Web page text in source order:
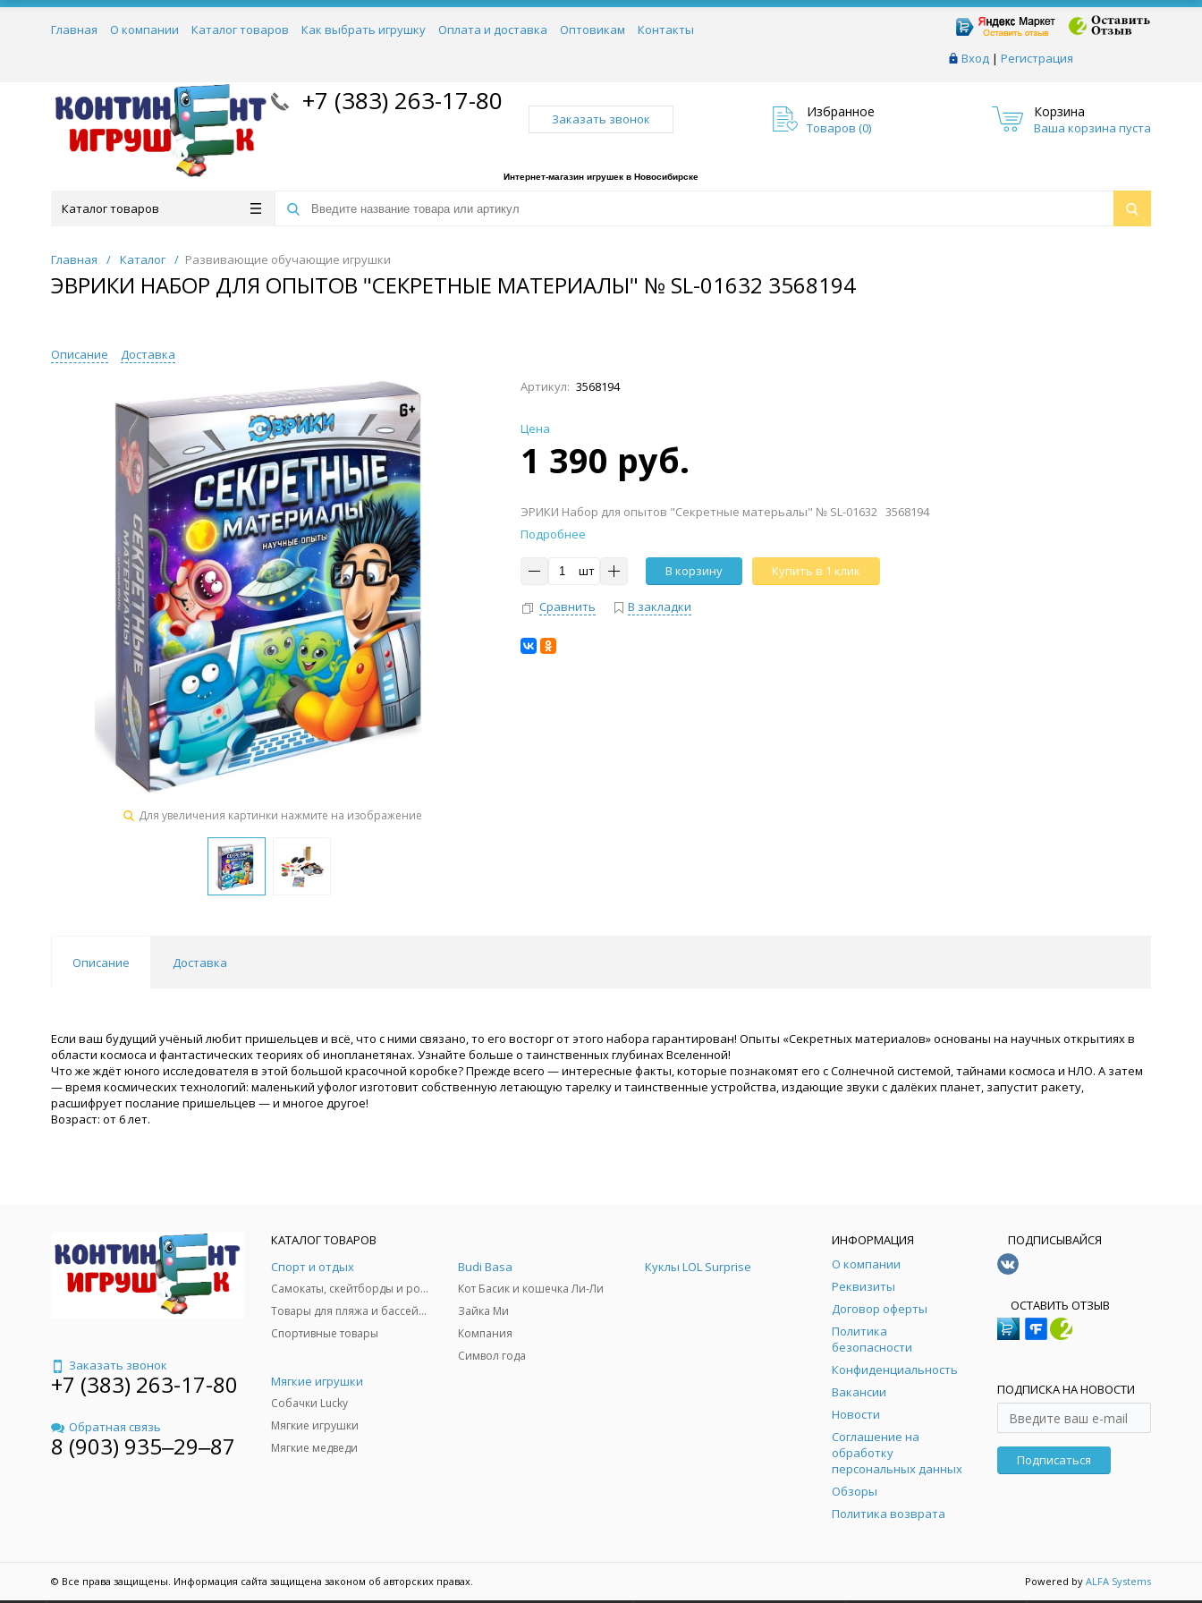
Вход | Регистрация
Главная О компании Каталог товаров Как выбрать игрушку Оплата и доставка Оптовикам Контакты
+7 (383) 263-17-80
Заказать звонок Избранное
Товаров (0)
Корзина
Ваша корзина пуста
Интернет-магазин игрушек в Новосибирске
Каталог товаров
Главная / Каталог / Развивающие обучающие игрушки
ЭВРИКИ НАБОР ДЛЯ ОПЫТОВ "СЕКРЕТНЫЕ МАТЕРИАЛЫ" № SL-01632 3568194
Описание Доставка
Для увеличения картинки нажмите на изображение
Артикул: 3568194
Цена
1 390 руб.
ЭРИКИ Набор для опытов "Секретные матерьалы" № SL-01632 3568194
Подробнее
шт В корзину Купить в 1 клик
Сравнить В закладки
Описание Доставка
Если ваш будущий учёный любит пришельцев и всё, что с ними связано, то его восторг от этого набора гарантирован! Опыты «Секретных материалов» основаны на научных открытиях в
области космоса и фантастических теориях об инопланетянах. Узнайте больше о таинственных глубинах Вселенной!
Что же ждёт юного исследователя в этой большой красочной коробке? Прежде всего — интересные факты, которые познакомят его с Солнечной системой, тайнами космоса и НЛО. А затем
— время космических технологий: маленький уфолог изготовит собственную летающую тарелку и таинственные устройства, издающие звуки с далёких планет, запустит ракету,
расшифрует послание пришельцев — и многое другое!
Возраст: от 6 лет.
Заказать звонок
+7 (383) 263-17-80
Обратная связь
8 (903) 935‒29‒87
КАТАЛОГ ТОВАРОВ
Спорт и отдых
Самокаты, скейтборды и ролики
Товары для пляжа и бассейны
Спортивные товары
Budi Basa
Кот Басик и кошечка Ли-Ли
Зайка Ми
Компания
Символ года
Куклы LOL Surprise
Мягкие игрушки
Собачки Lucky
Мягкие игрушки
Мягкие медведи
ИНФОРМАЦИЯ
О компании
Реквизиты
Договор оферты
Политика
безопасности
Конфиденциальность
Вакансии
Новости
Соглашение на
обработку
персональных данных
Обзоры
Политика возврата
ПОДПИСЫВАЙСЯ
ОСТАВИТЬ ОТЗЫВ
ПОДПИСКА НА НОВОСТИ
Подписаться
© Все права защищены. Информация сайта защищена законом об авторских правах. Powered by ALFA Systems